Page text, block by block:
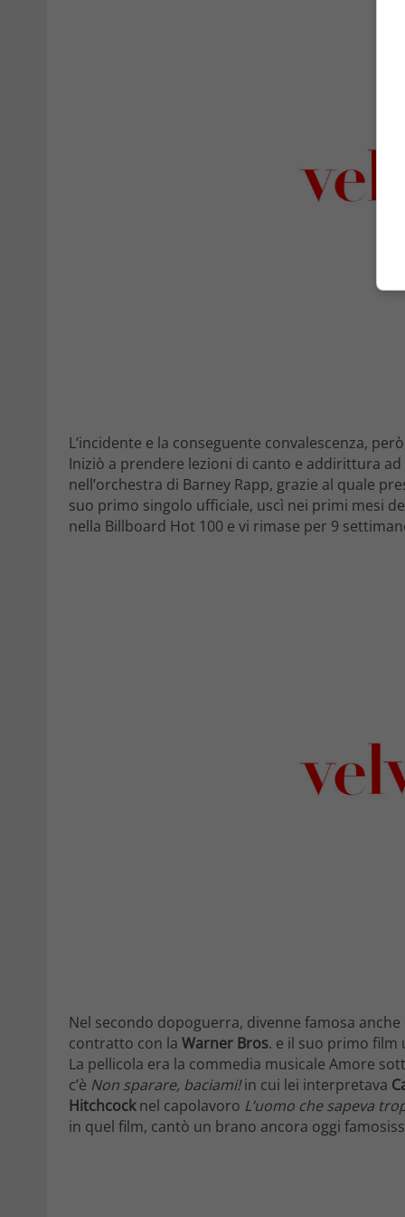
L’incidente e la conseguente convalescenza,
Iniziò a prendere lezioni di canto e addirittura
nell’orchestra di Barney Rapp, grazie al quale
suo primo singolo ufficiale, uscì nei primi mesi
nella Billboard Hot 100 e vi rimase per 9
Nel secondo dopoguerra, divenne famosa
contratto con la Warner Bros. e il suo primo film
La pellicola era la commedia musicale Amore
c’è Non sparare, baciami!in cui lei interpretava
Hitchcocknel capolavoro L’uomo che sapeva
in quel film, cantò un brano ancora oggi